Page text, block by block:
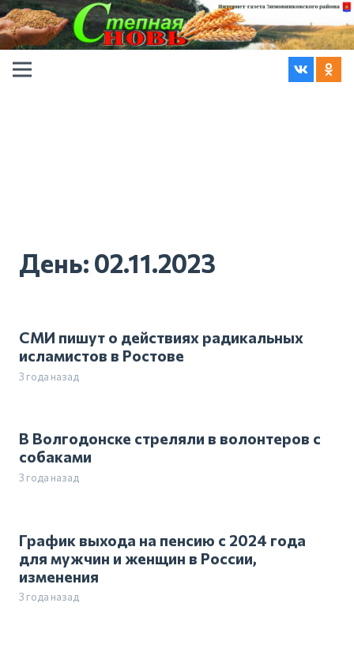
День: 02.11.2023
СМИ пишут о действиях радикальных
исламистов в Ростове
3 года назад
В Волгодонске стреляли в волонтеров с
собаками
3 года назад
График выхода на пенсию с 2024 года
для мужчин и женщин в России,
изменения
3 года назад